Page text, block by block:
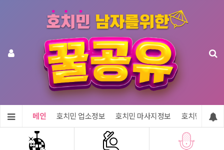
메인 호치민 업소정보 호치민 마사지정보 호치민 숙소